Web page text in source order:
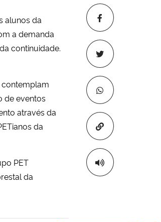
Copiar para
alunos da
a demanda
continuidade.
contemplam
de eventos
através da
da
PET
da